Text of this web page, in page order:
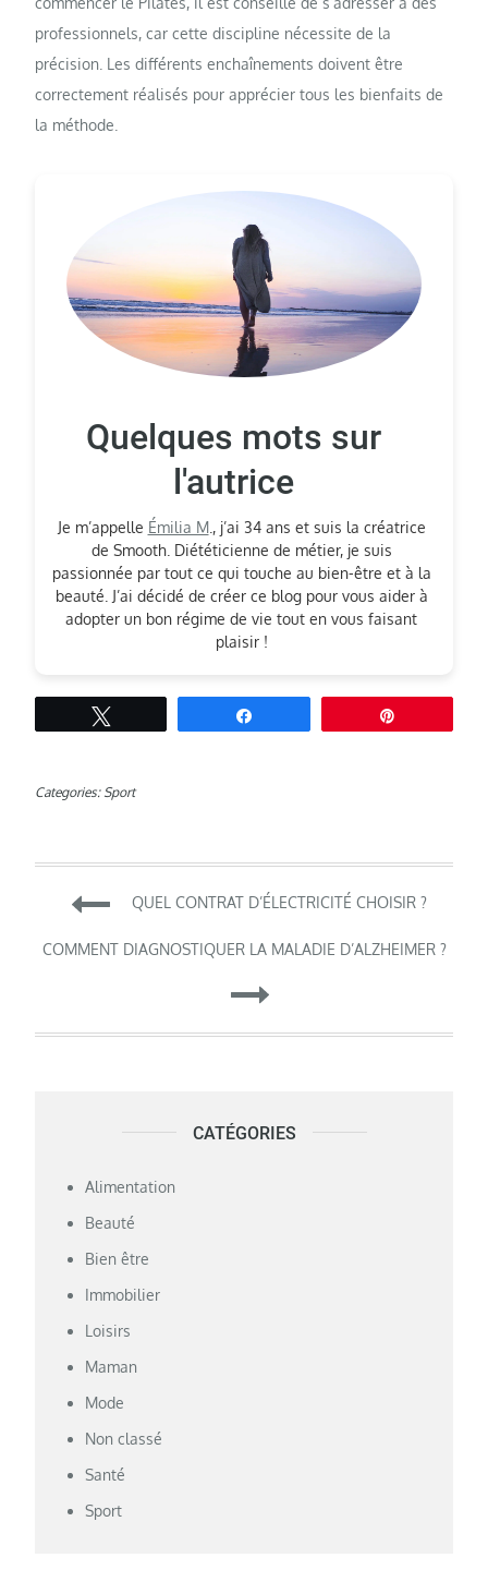
professionnels, car cette discipline nécessite de la
précision. Les différents enchaînements doivent être
correctement réalisés pour apprécier tous les bienfaits de
la méthode.
Quelques mots sur
l'autrice
Je m’appelle Émilia M., j’ai 34 ans et suis la créatrice
de Smooth. Diététicienne de métier, je suis
passionnée par tout ce qui touche au bien-être et à la
beauté. J’ai décidé de créer ce blog pour vous aider à
adopter un bon régime de vie tout en vous faisant
plaisir !
Categories: Sport
Navigation
de
l’article
QUEL CONTRAT D’ÉLECTRICITÉ CHOISIR ?
COMMENT DIAGNOSTIQUER LA MALADIE D’ALZHEIMER ?
CATÉGORIES
Alimentation
Beauté
Bien être
Immobilier
Loisirs
Maman
Mode
Non classé
Santé
Sport